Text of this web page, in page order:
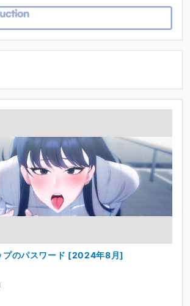
プのパスワード [2024年8月]